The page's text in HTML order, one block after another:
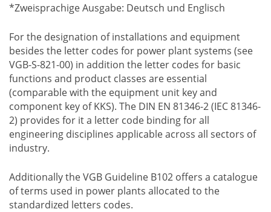
*Zweisprachige Ausgabe: Deutsch und Englisch
For the designation of installations and equipment
besides the letter codes for power plant systems (see
VGB-S-821-00) in addition the letter codes for basic
functions and product classes are essential
(comparable with the equipment unit key and
component key of KKS). The DIN EN 81346-2 (IEC 81346-
2) provides for it a letter code binding for all
engineering disciplines applicable across all sectors of
industry.
Additionally the VGB Guideline B102 offers a catalogue
of terms used in power plants allocated to the
standardized letters codes.